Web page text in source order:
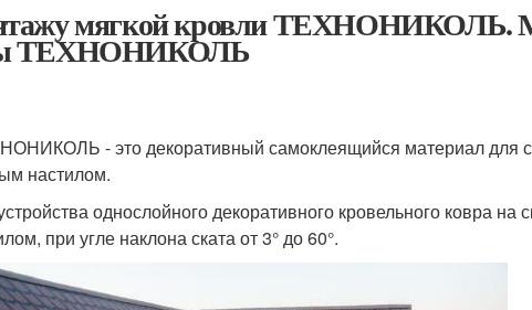
мягкой кровли ТЕХНОНИКОЛЬ.
ТЕХНОНИКОЛЬ
- это декоративный самоклеящийся материал для
настилом.
однослойного декоративного кровельного ковра на
при угле наклона ската от 3° до 60°.